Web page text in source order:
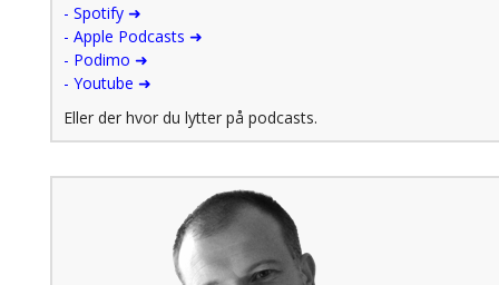
- Spotify ➜
- Apple Podcasts ➜
- Podimo ➜
- Youtube ➜
Eller der hvor du lytter på podcasts.